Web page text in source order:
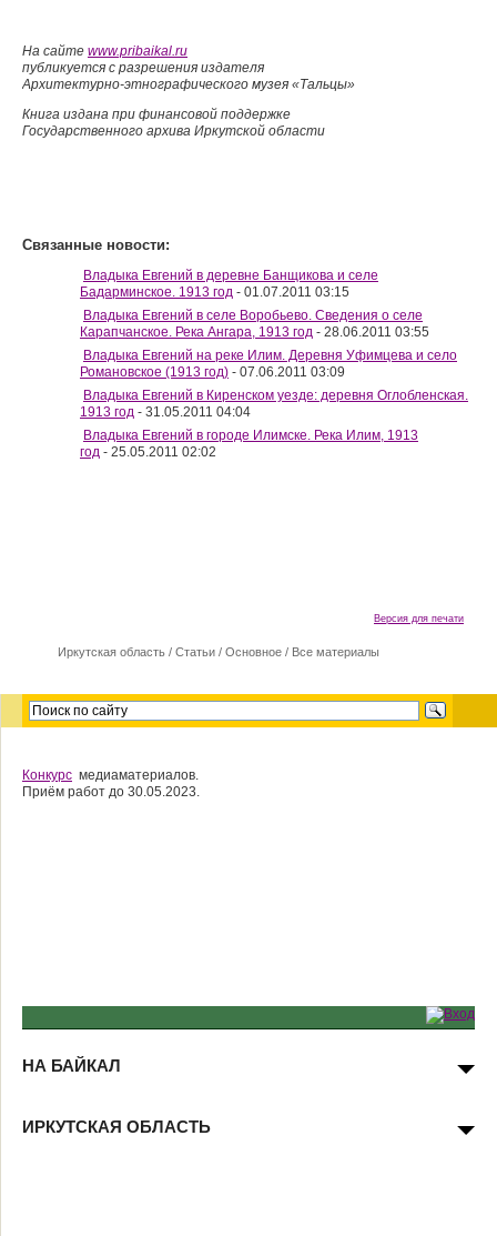
На сайте www.pribaikal.ru
публикуется с разрешения издателя
Архитектурно-этнографического музея «Тальцы»
Книга издана при финансовой поддержке
Государственного архива Иркутской области
Связанные новости:
Владыка Евгений в деревне Банщикова и селе
Бадарминское. 1913 год - 01.07.2011 03:15
Владыка Евгений в селе Воробьево. Сведения о селе
Карапчанское. Река Ангара, 1913 год - 28.06.2011 03:55
Владыка Евгений на реке Илим. Деревня Уфимцева и село
Романовское (1913 год) - 07.06.2011 03:09
Владыка Евгений в Киренском уезде: деревня Оглобленская.
1913 год - 31.05.2011 04:04
Владыка Евгений в городе Илимске. Река Илим, 1913
год - 25.05.2011 02:02
Версия для печати
Иркутская область / Cтатьи / Основное / Все материалы
Конкурс медиаматериалов.
Приём работ до 30.05.2023.
НА БАЙКАЛ
ИРКУТСКАЯ ОБЛАСТЬ